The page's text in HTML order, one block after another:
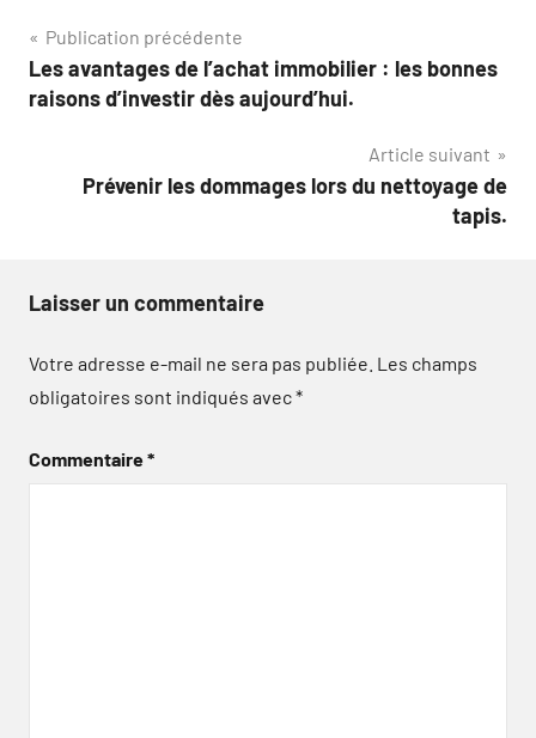
Navigation
de
Publication précédente
Les avantages de l’achat immobilier : les bonnes
raisons d’investir dès aujourd’hui.
Article suivant
Prévenir les dommages lors du nettoyage de
tapis.
Laisser un commentaire
Votre adresse e-mail ne sera pas publiée. Les champs
obligatoires sont indiqués avec*
Commentaire*